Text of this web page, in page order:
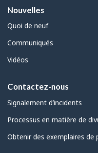
Nouvelles
Quoi de neuf
Communiqués
Vidéos
Contactez-nous
Signalement d’incidents
Processus en matière de
Obtenir des exemplaires de